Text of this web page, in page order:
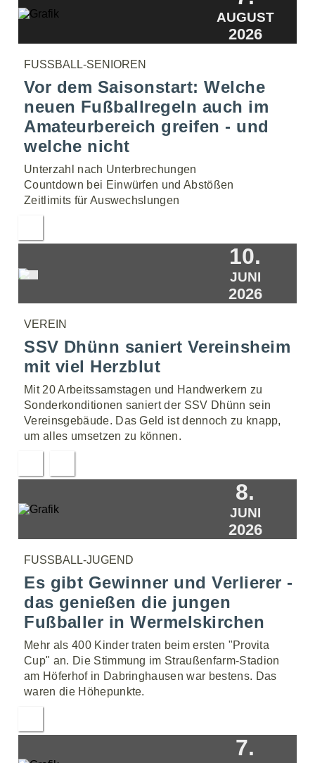
AUGUST
2026
FUSSBALL-SENIOREN
Vor dem Saisonstart: Welche
neuen Fußballregeln auch im
Amateurbereich greifen - und
welche nicht
Unterzahl nach Unterbrechungen
Countdown bei Einwürfen und Abstößen
Zeitlimits für Auswechslungen
10.
JUNI
2026
VEREIN
SSV Dhünn saniert Vereinsheim
mit viel Herzblut
Mit 20 Arbeitssamstagen und Handwerkern zu
Sonderkonditionen saniert der SSV Dhünn sein
Vereinsgebäude. Das Geld ist dennoch zu knapp,
um alles umsetzen zu können.
8.
JUNI
2026
FUSSBALL-JUGEND
Es gibt Gewinner und Verlierer -
das genießen die jungen
Fußballer in Wermelskirchen
Mehr als 400 Kinder traten beim ersten "Provita
Cup" an. Die Stimmung im Straußenfarm-Stadion
am Höferhof in Dabringhausen war bestens. Das
waren die Höhepunkte.
7.